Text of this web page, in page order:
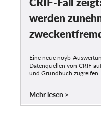
werden
Eine neue noyb-
Datenquellen von CRIF
und Grundbuch zugreifen
Mehr lesen